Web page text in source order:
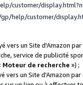
customer/
help/customer/
vers un Site d'Amazon
service de publicité
Moteur de recherche ») ;
vers un Site d'Amazon